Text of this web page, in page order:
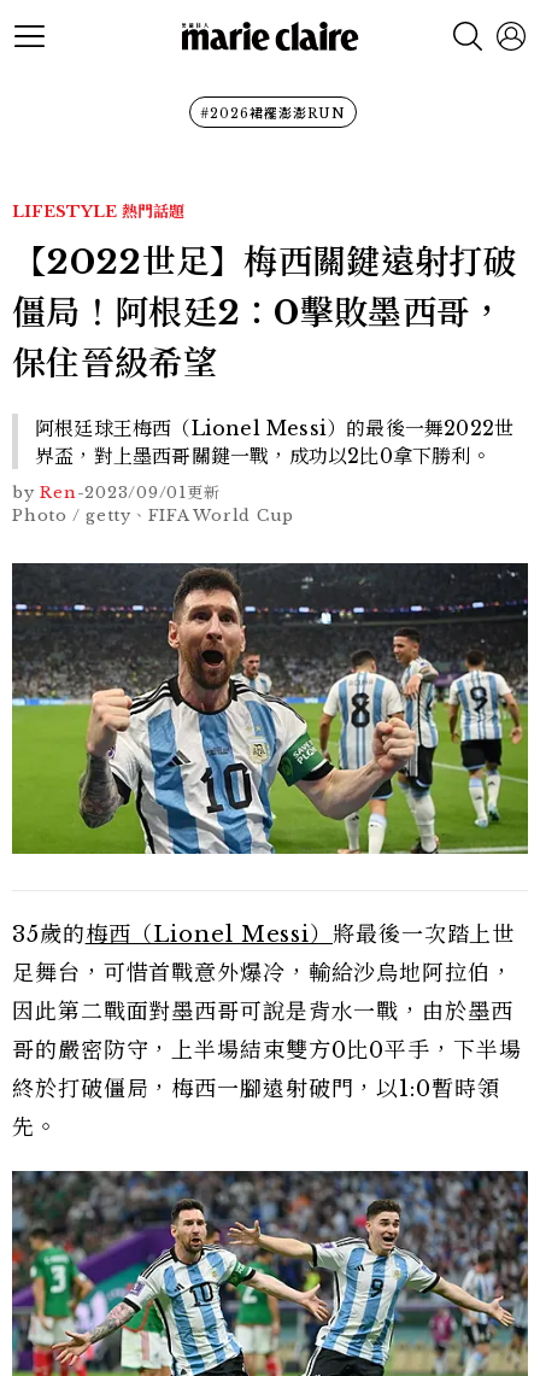
#2026裙襬澎澎RUN
LIFESTYLE 熱門話題
【2022世足】梅西關鍵遠射打破
僵局！阿根廷2：0擊敗墨西哥，
保住晉級希望
阿根廷球王梅西（Lionel Messi）的最後一舞2022世
界盃，對上墨西哥關鍵一戰，成功以2比0拿下勝利。
by Ren-2023/09/01更新
Photo / getty、FIFA World Cup
35歲的梅西（Lionel Messi） 將最後一次踏上世
足舞台，可惜首戰意外爆冷，輸給沙烏地阿拉伯，
因此第二戰面對墨西哥可說是背水一戰，由於墨西
哥的嚴密防守，上半場結束雙方0比0平手，下半場
終於打破僵局，梅西一腳遠射破門，以1:0暫時領
先。